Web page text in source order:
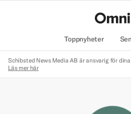
Toppnyheter
Schibsted News Media AB är ansvarig för
Läs mer här